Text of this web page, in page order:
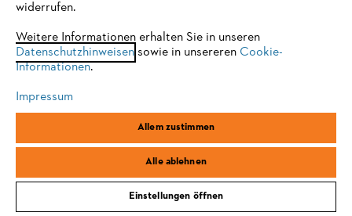
Bleib auf dem Laufenden mit dem STIHL
Jetzt 10 € Gutschein sichern
eine optimale Nutzung unserer Seite empfehlen wir Ihnen, zu
einem der folgenden Browser zu wechseln:
Firefox Chrome
widerrufen.
Weitere Informationen erhalten Sie in unseren
Datenschutzhinweisensowie in unsereren Cookie-
Informationen.
Impressum
Allem zustimmen
Alle ablehnen
Einstellungen öffnen